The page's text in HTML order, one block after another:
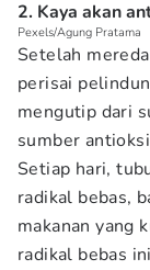
2. Kaya akan
Pexels/Agung Pratama
Setelah
perisai
mengutip dari
sumber
Setiap hari,
radikal bebas,
makanan yang
radikal bebas